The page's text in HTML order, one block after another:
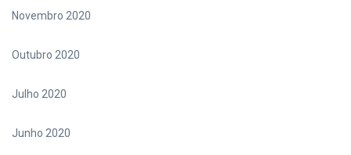
Novembro 2020
Outubro 2020
Julho 2020
Junho 2020